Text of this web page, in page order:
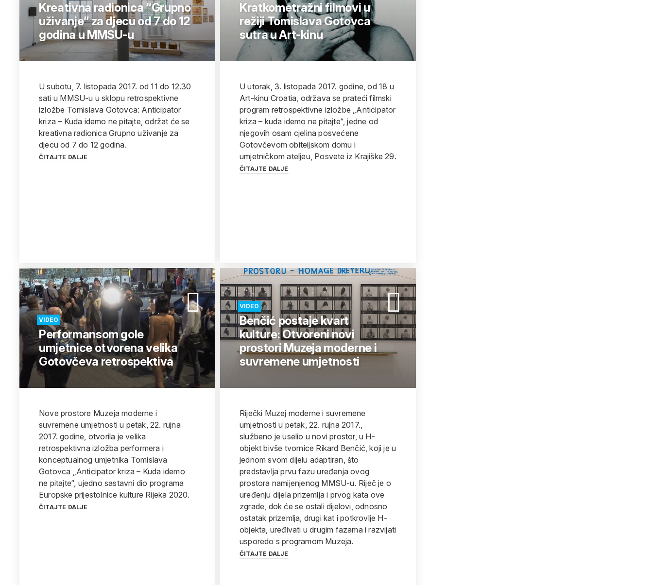
Kreativna radionica “Grupno
uživanje” za djecu od 7 do 12
godina u MMSU-u
U subotu, 7. listopada 2017. od 11 do 12.30
sati u MMSU-u u sklopu retrospektivne
izložbe Tomislava Gotovca: Anticipator
kriza – Kuda idemo ne pitajte, održat će se
kreativna radionica Grupno uživanje za
djecu od 7 do 12 godina.
ČITAJTE DALJE
Kratkometražni filmovi u
režiji Tomislava Gotovca
sutra u Art-kinu
U utorak, 3. listopada 2017. godine, od 18 u
Art-kinu Croatia, održava se prateći filmski
program retrospektivne izložbe „Anticipator
kriza – kuda idemo ne pitajte“, jedne od
njegovih osam cjelina posvećene
Gotovčevom obiteljskom domu i
umjetničkom ateljeu, Posvete iz Krajiške 29.
ČITAJTE DALJE
VIDEO
Performansom gole
umjetnice otvorena velika
Gotovčeva retrospektiva
Nove prostore Muzeja moderne i
suvremene umjetnosti u petak, 22. rujna
2017. godine, otvorila je velika
retrospektivna izložba performera i
konceptualnog umjetnika Tomislava
Gotovca „Anticipator kriza – Kuda idemo
ne pitajte“, ujedno sastavni dio programa
Europske prijestolnice kulture Rijeka 2020.
ČITAJTE DALJE
VIDEO
Benčić postaje kvart
kulture: Otvoreni novi
prostori Muzeja moderne i
suvremene umjetnosti
Riječki Muzej moderne i suvremene
umjetnosti u petak, 22. rujna 2017.,
službeno je uselio u novi prostor, u H-
objekt bivše tvornice Rikard Benčić, koji je u
jednom svom dijelu adaptiran, što
predstavlja prvu fazu uređenja ovog
prostora namijenjenog MMSU-u. Riječ je o
uređenju dijela prizemlja i prvog kata ove
zgrade, dok će se ostali dijelovi, odnosno
ostatak prizemlja, drugi kat i potkrovlje H-
objekta, uređivati u drugim fazama i razvijati
usporedo s programom Muzeja.
ČITAJTE DALJE